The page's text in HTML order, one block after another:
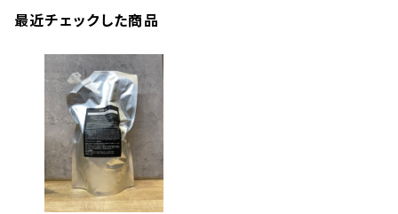
最近チェックした商品